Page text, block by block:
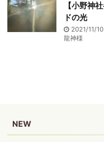
【小野神
ドの光
2021/11/10
龍神様
NEW